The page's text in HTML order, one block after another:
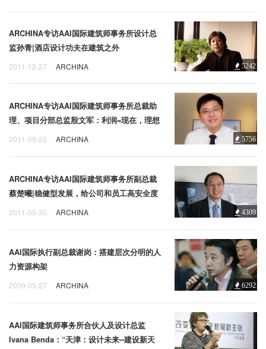
ARCHINA专访AAI国际建筑师事务所设计总
监孙青|酒店设计功夫在建筑之外
2011-12-27 ARCHINA 5242
ARCHINA专访AAI国际建筑师事务所总裁助
理、项目分部总监殷文军：利润=现在，理想
=将来
2011-09-22 ARCHINA 5756
ARCHINA专访AAI国际建筑师事务所副总裁
蔡楚曦|稳健型发展，给公司和员工高安全度
的发展选择
2011-05-30 ARCHINA 4309
AAI国际执行副总裁谢岗：搭建层次分明的人
力资源构架
2009-05-27 ARCHINA 6292
AAI国际建筑师事务所合伙人及设计总监
Ivana Benda：“天津：设计未来--建设新天